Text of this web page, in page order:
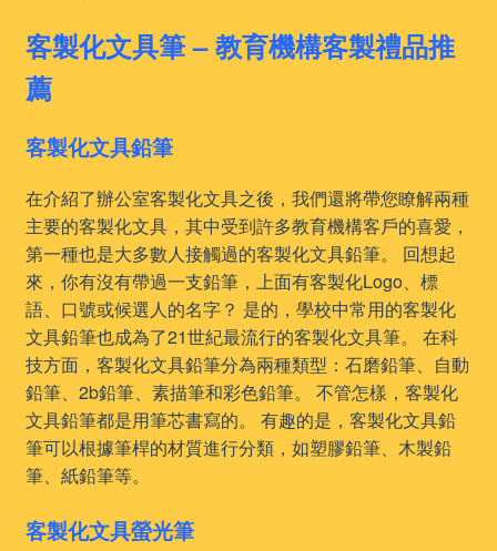
客製化文具筆 – 教育機構客製禮品推
薦
客製化文具鉛筆
在介紹了辦公室客製化文具之後，我們還將帶您瞭解兩種
主要的客製化文具，其中受到許多教育機構客戶的喜愛，
第一種也是大多數人接觸過的客製化文具鉛筆。 回想起
來，你有沒有帶過一支鉛筆，上面有客製化Logo、標
語、口號或候選人的名字？ 是的，學校中常用的客製化
文具鉛筆也成為了21世紀最流行的客製化文具筆。 在科
技方面，客製化文具鉛筆分為兩種類型：石磨鉛筆、自動
鉛筆、2b鉛筆、素描筆和彩色鉛筆。 不管怎樣，客製化
文具鉛筆都是用筆芯書寫的。 有趣的是，客製化文具鉛
筆可以根據筆桿的材質進行分類，如塑膠鉛筆、木製鉛
筆、紙鉛筆等。
客製化文具螢光筆